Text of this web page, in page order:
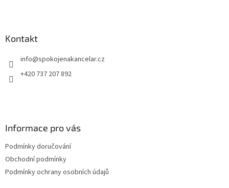
Kontakt
info@spokojenakancelar.cz
+420 737 207 892
Informace pro vás
Podmínky doručování
Obchodní podmínky
Podmínky ochrany osobních údajů